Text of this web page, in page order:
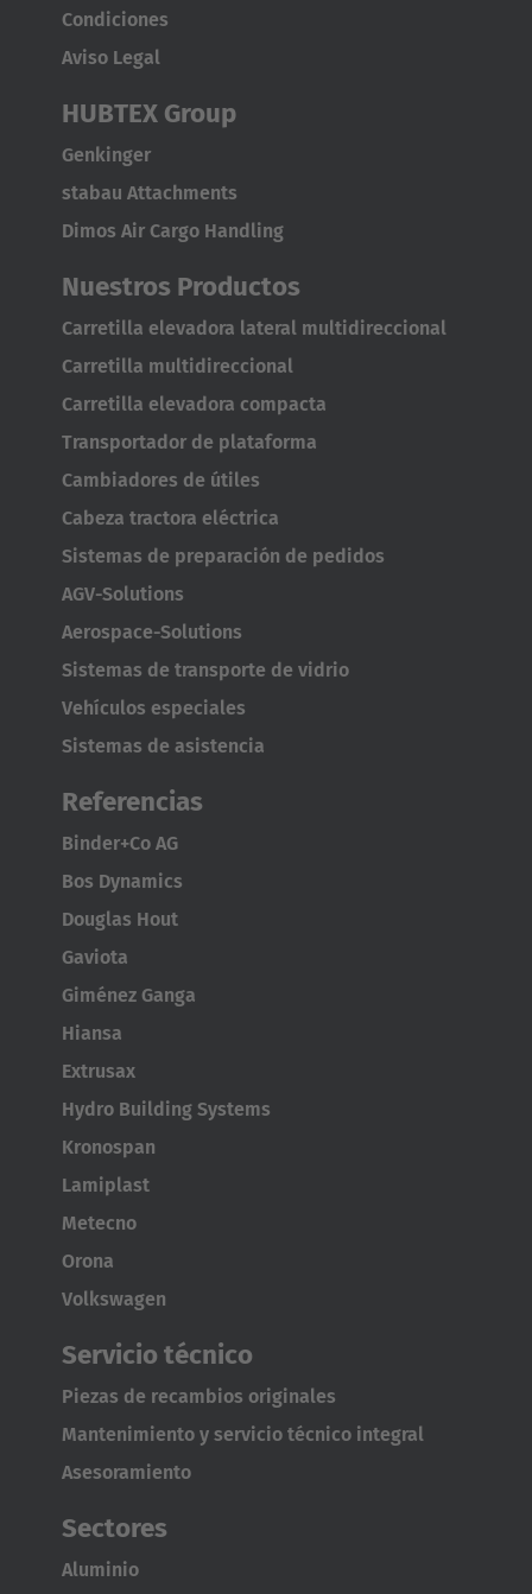
Condiciones
Aviso Legal
HUBTEX Group
Genkinger
stabau Attachments
Dimos Air Cargo Handling
Nuestros Productos
Carretilla elevadora lateral multidireccional
Carretilla multidireccional
Carretilla elevadora compacta
Transportador de plataforma
Cambiadores de útiles
Cabeza tractora eléctrica
Sistemas de preparación de pedidos
AGV-Solutions
Aerospace-Solutions
Sistemas de transporte de vidrio
Vehículos especiales
Sistemas de asistencia
Referencias
Binder+Co AG
Bos Dynamics
Douglas Hout
Gaviota
Giménez Ganga
Hiansa
Extrusax
Hydro Building Systems
Kronospan
Lamiplast
Metecno
Orona
Volkswagen
Servicio técnico
Piezas de recambios originales
Mantenimiento y servicio técnico integral
Asesoramiento
Sectores
Aluminio